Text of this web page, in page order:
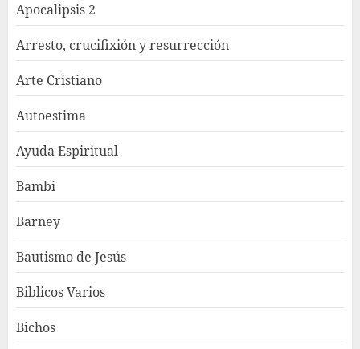
Apocalipsis 2
Arresto, crucifixión y resurrección
Arte Cristiano
Autoestima
Ayuda Espiritual
Bambi
Barney
Bautismo de Jesús
Biblicos Varios
Bichos